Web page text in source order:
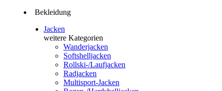
Bekleidung
Jacken
weitere Kategorien
Wanderjacken
Softshelljacken
Rollski-/Laufjacken
Radjacken
Multisport-Jacken